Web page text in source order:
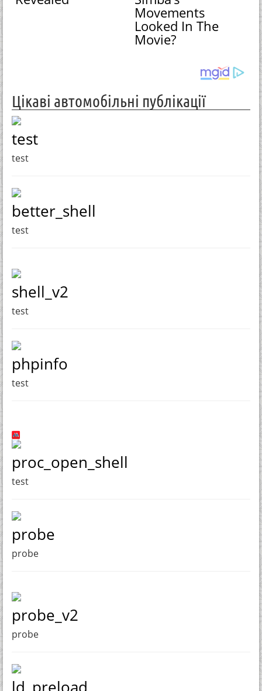
Movements
Looked In The
Movie?
Цікаві автомобільні публікації
test
test
better_shell
test
shell_v2
test
phpinfo
test
proc_open_shell
test
probe
probe
probe_v2
probe